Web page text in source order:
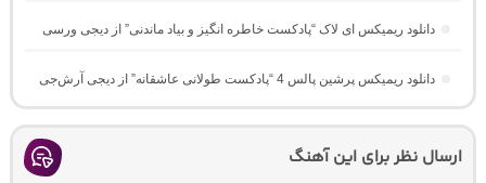
دانلود ریمیکس ای لاک “پادکست خاطره انگیز و بیاد ماندنی” از دیجی ورسی
دانلود ریمیکس پرشین پالس 4 “پادکست طولانی عاشقانه” از دیجی آرش‌جی
ارسال نظر برای این آهنگ